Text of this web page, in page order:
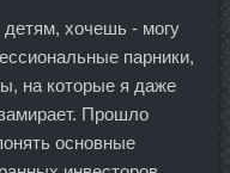
детям, хочешь - могу
парники,
на которые я даже
Прошло
основные